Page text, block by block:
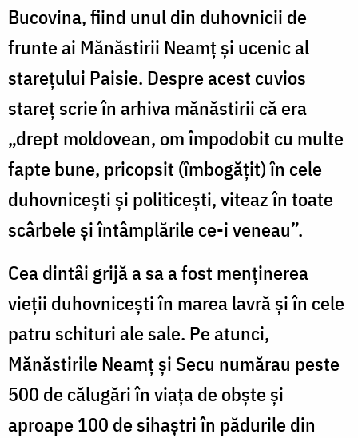
Bucovina, fiind unul din duhovnicii de
frunte ai Mănăstirii Neamţ şi ucenic al
stareţului Paisie. Despre acest cuvios
stareţ scrie în arhiva mănăstirii că era
„drept moldovean, om împodobit cu multe
fapte bune, pricopsit (îmbogăţit) în cele
duhovniceşti şi politiceşti, viteaz în toate
scârbele şi întâmplările ce-i veneau”.
Cea dintâi grijă a sa a fost menţinerea
vieţii duhovniceşti în marea lavră şi în cele
patru schituri ale sale. Pe atunci,
Mănăstirile Neamţ şi Secu numărau peste
500 de călugări în viaţa de obşte şi
aproape 100 de sihaştri în pădurile din